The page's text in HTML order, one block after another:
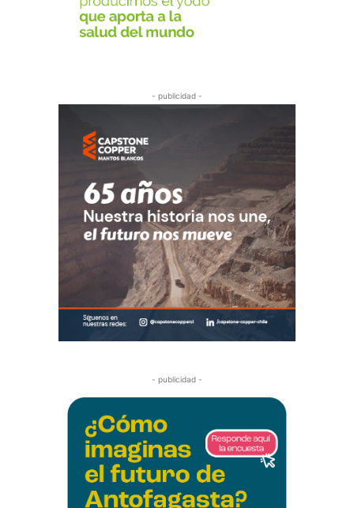
- publicidad -
- publicidad -